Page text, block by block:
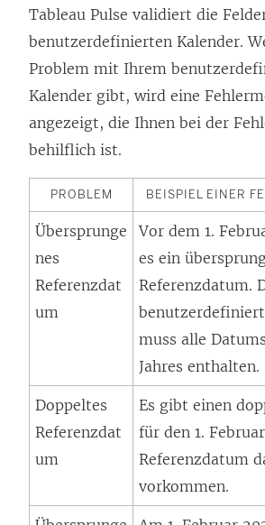
Tableau Pulse validiert die
benutzerdefinierten Kalender.
Problem mit Ihrem
Kalender gibt, wird eine
angezeigt, die Ihnen bei der
behilflich ist.
PROBLEM BEISPIEL EINER
Übersprunge
nes
Referenzdat
um
Vor dem 1.
es ein
Referenzdatum.
muss alle
Jahres enthalten.
Doppeltes
Referenzdat
um
Es gibt einen
für den 1.
Referenzdatum
vorkommen.